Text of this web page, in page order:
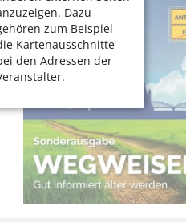
Dazu
zum Beispiel
Kartenausschnitte
den Adressen der